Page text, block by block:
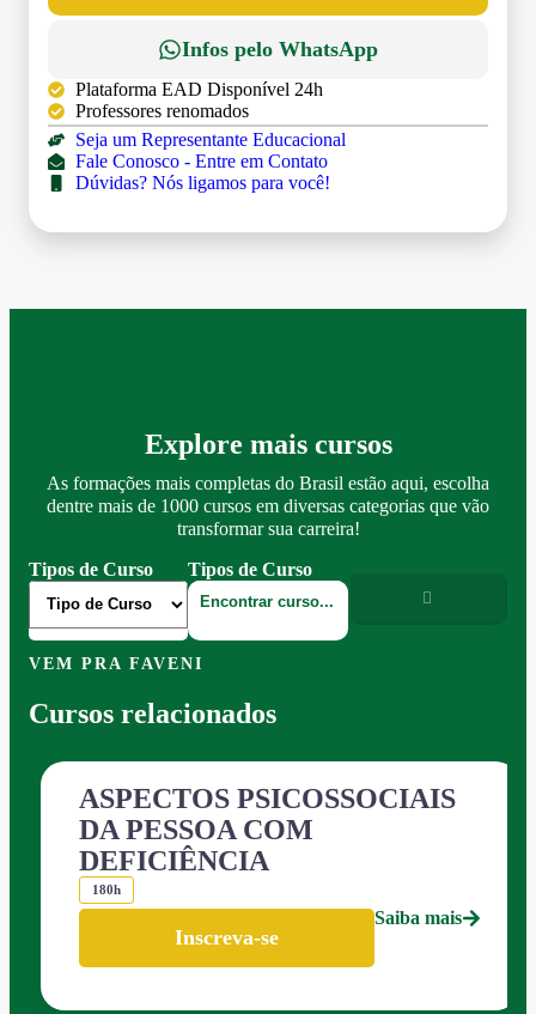
Infos pelo WhatsApp
Plataforma EAD Disponível 24h
Professores renomados
Seja um Representante Educacional
Fale Conosco - Entre em Contato
Dúvidas? Nós ligamos para você!
Explore mais cursos
As formações mais completas do Brasil estão aqui, escolha
dentre mais de 1000 cursos em diversas categorias que vão
transformar sua carreira!
Tipos de Curso
Tipos de Curso
VEM PRA FAVENI
Cursos relacionados
ASPECTOS PSICOSSOCIAIS
DA PESSOA COM
DEFICIÊNCIA
180h
Inscreva-se
Saiba mais